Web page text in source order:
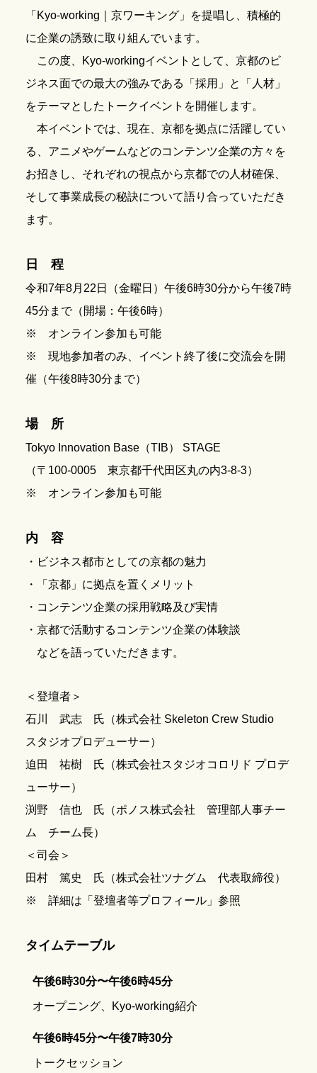
「Kyo-working｜京ワーキング」を提唱し、積極的
に企業の誘致に取り組んでいます。
この度、Kyo-workingイベントとして、京都のビ
ジネス面での最大の強みである「採用」と「人材」
をテーマとしたトークイベントを開催します。
本イベントでは、現在、京都を拠点に活躍してい
る、アニメやゲームなどのコンテンツ企業の方々を
お招きし、それぞれの視点から京都での人材確保、
そして事業成長の秘訣について語り合っていただき
ます。
日 程
令和7年8月22日（金曜日）午後6時30分から午後7時
45分まで（開場：午後6時）
※ オンライン参加も可能
※ 現地参加者のみ、イベント終了後に交流会を開
催（午後8時30分まで）
場 所
Tokyo Innovation Base（TIB） STAGE
（〒100-0005 東京都千代田区丸の内3-8-3）
※ オンライン参加も可能
内 容
・ビジネス都市としての京都の魅力
・「京都」に拠点を置くメリット
・コンテンツ企業の採用戦略及び実情
・京都で活動するコンテンツ企業の体験談
などを語っていただきます。
＜登壇者＞
石川 武志 氏（株式会社 Skeleton Crew Studio
スタジオプロデューサー）
迫田 祐樹 氏（株式会社スタジオコロリド プロデ
ューサー）
渕野 信也 氏（ポノス株式会社 管理部人事チー
ム チーム長）
＜司会＞
田村 篤史 氏（株式会社ツナグム 代表取締役）
※ 詳細は「登壇者等プロフィール」参照
タイムテーブル
午後6時30分〜午後6時45分
オープニング、Kyo-working紹介
午後6時45分〜午後7時30分
トークセッション